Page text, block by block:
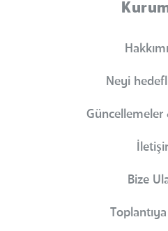
Neyi
Güncellemeler
Bize
Toplantıya